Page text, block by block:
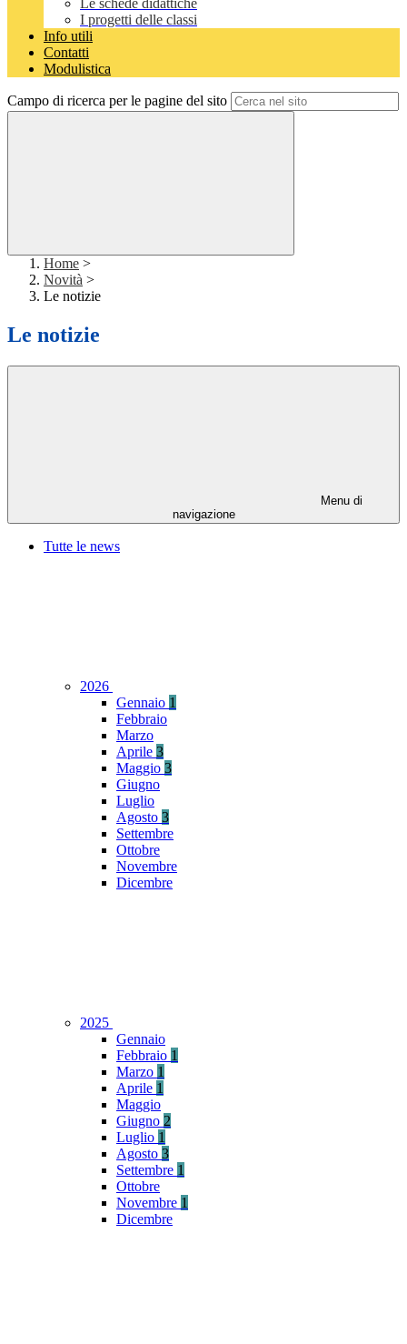
Le schede didattiche
I progetti delle classi
Info utili
Contatti
Modulistica
Campo di ricerca per le pagine del sito
Home >
Novità >
Le notizie
Le notizie
Menu di
navigazione
Tutte le news
2026
Gennaio 1
Febbraio
Marzo
Aprile 3
Maggio 3
Giugno
Luglio
Agosto 3
Settembre
Ottobre
Novembre
Dicembre
2025
Gennaio
Febbraio 1
Marzo 1
Aprile 1
Maggio
Giugno 2
Luglio 1
Agosto 3
Settembre 1
Ottobre
Novembre 1
Dicembre